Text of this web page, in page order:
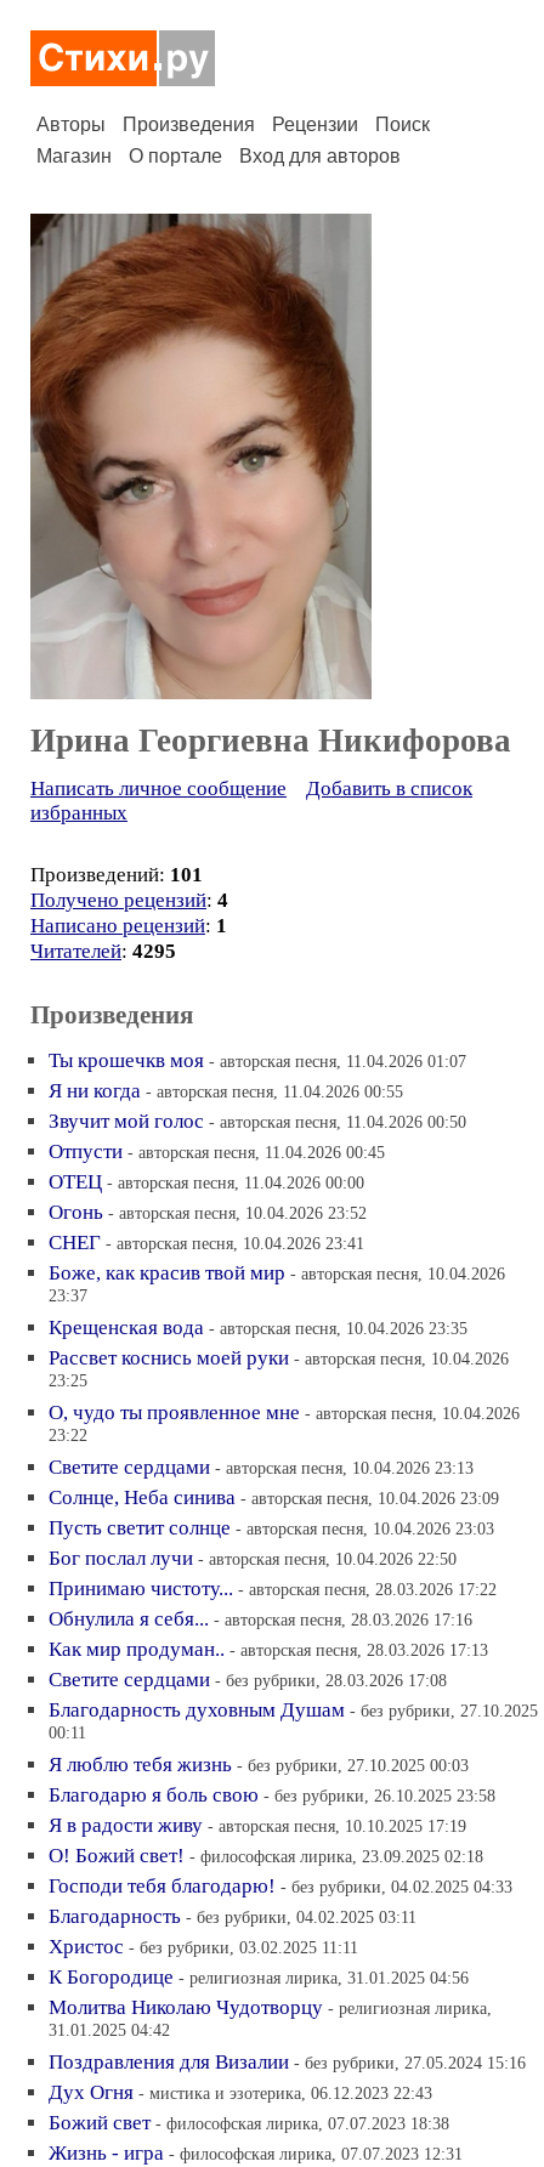
Авторы Произведения Рецензии
Поиск
Магазин
О портале Вход для авторов
Ирина Георгиевна Никифорова
Написать личное сообщение
Добавить в список
избранных
Произведений: 101
Получено рецензий: 4
Написано рецензий: 1
Читателей: 4295
Произведения
Ты крошечкв моя - авторская песня, 11.04.2026 01:07
Я ни когда - авторская песня, 11.04.2026 00:55
Звучит мой голос - авторская песня, 11.04.2026 00:50
Отпусти - авторская песня, 11.04.2026 00:45
ОТЕЦ - авторская песня, 11.04.2026 00:00
Огонь - авторская песня, 10.04.2026 23:52
СНЕГ - авторская песня, 10.04.2026 23:41
Боже, как красив твой мир - авторская песня, 10.04.2026
23:37
Крещенская вода - авторская песня, 10.04.2026 23:35
Рассвет коснись моей руки - авторская песня, 10.04.2026
23:25
О, чудо ты проявленное мне - авторская песня, 10.04.2026
23:22
Светите сердцами - авторская песня, 10.04.2026 23:13
Солнце, Неба синива - авторская песня, 10.04.2026 23:09
Пусть светит солнце - авторская песня, 10.04.2026 23:03
Бог послал лучи - авторская песня, 10.04.2026 22:50
Принимаю чистоту... - авторская песня, 28.03.2026 17:22
Обнулила я себя... - авторская песня, 28.03.2026 17:16
Как мир продуман.. - авторская песня, 28.03.2026 17:13
Светите сердцами - без рубрики, 28.03.2026 17:08
Благодарность духовным Душам - без рубрики, 27.10.2025
00:11
Я люблю тебя жизнь - без рубрики, 27.10.2025 00:03
Благодарю я боль свою - без рубрики, 26.10.2025 23:58
Я в радости живу - авторская песня, 10.10.2025 17:19
О! Божий свет! - философская лирика, 23.09.2025 02:18
Господи тебя благодарю! - без рубрики, 04.02.2025 04:33
Благодарность - без рубрики, 04.02.2025 03:11
Христос - без рубрики, 03.02.2025 11:11
К Богородице - религиозная лирика, 31.01.2025 04:56
Молитва Николаю Чудотворцу - религиозная лирика,
31.01.2025 04:42
Поздравления для Визалии - без рубрики, 27.05.2024 15:16
Дух Огня - мистика и эзотерика, 06.12.2023 22:43
Божий свет - философская лирика, 07.07.2023 18:38
Жизнь - игра - философская лирика, 07.07.2023 12:31